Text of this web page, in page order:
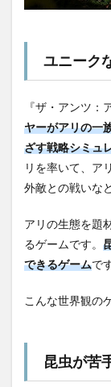
ユニーク
『ザ・アンツ：
ヤーがアリの一
ざす戦略シミュ
リを率いて、ア
外敵との戦いな
アリの生態を題
るゲームです。
できるゲームで
こんな世界観の
昆虫が苦